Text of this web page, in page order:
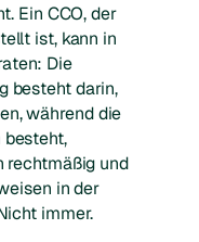
Ein CCO, der
ist, kann in
Die
besteht darin,
während die
rechtmäßig und
in der
immer.